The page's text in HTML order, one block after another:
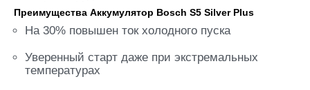
Преимущества Аккумулятор Bosch S5 Silver Plus
На 30% повышен ток холодного пуска
Уверенный старт даже при экстремальных
температурах